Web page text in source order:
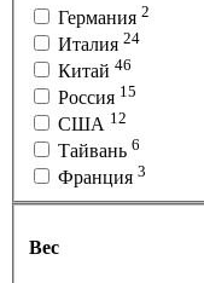
Германия 2
Италия 24
Китай 46
Россия 15
США 12
Тайвань 6
Франция 3
Вес